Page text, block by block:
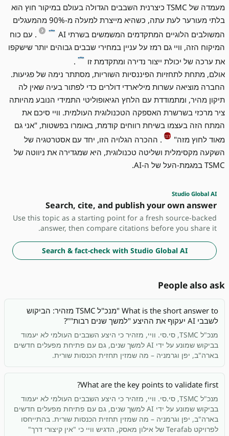
מעמדה של TSMC כיצרנית השבבים הגדולה בעולם במיקור חוץ הוא
בלתי מעורער לעת עתה, כשהיא מייצרת למעלה מ-90% מהמעגלים
המשולבים הלוגיים המתקדמים המשמשים בשרתי AI
. עם כוח
המיקוח הזה, וויי גם רמז על עניין במחירי שבבים גבוהים יותר שישקפו
את ערכה של יכולת ייצור נדירה ומתקדמת זו
.
אולם, מתחת לתחזיות הפיננסיות השוריות, מסתתר נימה של פגיעות.
החברה מוציאה עשרות מיליארדי דולרים כדי לפתור בעיה שאין לה
תיקון מהיר, ומתמודדת עם הלחץ הגיאופוליטי התמידי הנובע מהיותה
ציר מרכזי בשרשרת האספקה הטכנולוגית העולמית. וויי סיכם את
המתח הזה בעצמו בשיחת רווחים קודמת, באומרו בפשטות, "אני גם
מאוד לחוץ מזה"
. ההכרה הגלויה הזו, יחד עם אסטרטגיה של
השקעה מקסימלית ושליטה טכנולוגית, היא שמגדירה את ניווטה של
TSMC במגמת-העל של ה-AI.
Studio Global AI
Search, cite, and publish your own answer
Use this topic as a starting point for a fresh source-backed
answer, then compare citations before you share it.
Search & fact-check with Studio Global AI
People also ask
What is the short answer to "מנכ"ל TSMC מזהיר: הביקוש
לשבבי AI יעקוף את ההיצע "למשך שנים רבות""?
מנכ"ל TSMC, סי.סי. וויי, מזהיר כי היצע השבבים העולמי לא יעמוד
בביקוש שמונע על ידי AI למשך שנים, גם עם פתיחת מפעלים חדשים
בארה"ב, יפן וגרמניה – מה שמזין תחזית הכנסות שורית.
What are the key points to validate first?
מנכ"ל TSMC, סי.סי. וויי, מזהיר כי היצע השבבים העולמי לא יעמוד
בביקוש שמונע על ידי AI למשך שנים, גם עם פתיחת מפעלים חדשים
בארה"ב, יפן וגרמניה – מה שמזין תחזית הכנסות שורית. בהתייחסו
לפרויקט Terafab של אילון מאסק, הדגיש וויי כי "אין קיצורי דרך"